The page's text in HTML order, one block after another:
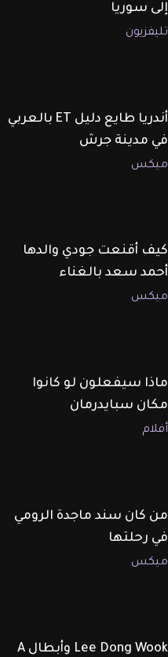
إلى سوريا
تليفزيون
أندريا طايع دليل ET بالعربي
في مدينة جرش
ميكس
كيف أقنعت جودي والدها
أحمد سعد بالغناء
ميكس
ماذا سيفعلون لو كانوا
مكان سبايدرمان
أفلام
من كان سند ماجدة الرومي
في رحلتها
ميكس
Lee Dong Wook وأبطال A